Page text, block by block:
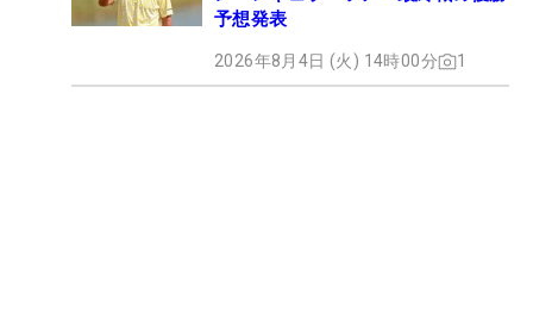
予想発表
2026年8月4日 (火) 14時00分 1